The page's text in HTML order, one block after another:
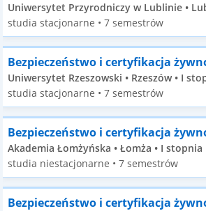
Uniwersytet Przyrodniczy w Lublinie •
studia stacjonarne • 7 semestrów
Bezpieczeństwo i certyfikacja
Uniwersytet Rzeszowski • Rzeszów • I
studia stacjonarne • 7 semestrów
Bezpieczeństwo i certyfikacja
Akademia Łomżyńska • Łomża • I stopnia
studia niestacjonarne • 7 semestrów
Bezpieczeństwo i certyfikacja